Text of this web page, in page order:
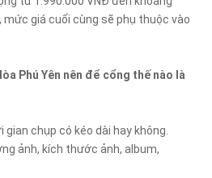
mức giá cuối cùng sẽ phụ thuộc vào
Phú Yên nên để cổng thế nào là
chụp có kéo dài hay không.
ảnh, kích thước ảnh, album,